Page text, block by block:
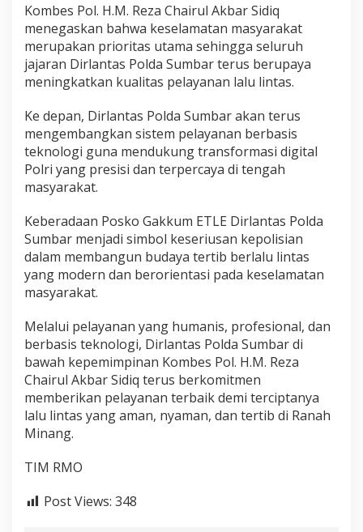
Kombes Pol. H.M. Reza Chairul Akbar Sidiq
menegaskan bahwa keselamatan masyarakat
merupakan prioritas utama sehingga seluruh
jajaran Dirlantas Polda Sumbar terus berupaya
meningkatkan kualitas pelayanan lalu lintas.
Ke depan, Dirlantas Polda Sumbar akan terus
mengembangkan sistem pelayanan berbasis
teknologi guna mendukung transformasi digital
Polri yang presisi dan terpercaya di tengah
masyarakat.
Keberadaan Posko Gakkum ETLE Dirlantas Polda
Sumbar menjadi simbol keseriusan kepolisian
dalam membangun budaya tertib berlalu lintas
yang modern dan berorientasi pada keselamatan
masyarakat.
Melalui pelayanan yang humanis, profesional, dan
berbasis teknologi, Dirlantas Polda Sumbar di
bawah kepemimpinan Kombes Pol. H.M. Reza
Chairul Akbar Sidiq terus berkomitmen
memberikan pelayanan terbaik demi terciptanya
lalu lintas yang aman, nyaman, dan tertib di Ranah
Minang.
TIM RMO
Post Views: 348